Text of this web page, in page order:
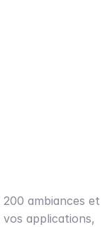
ambiances et
applications,